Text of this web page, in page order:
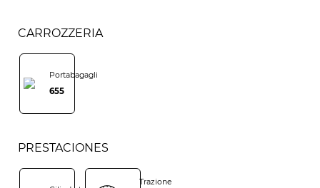
CARROZZERIA
Portabagagli
655
PRESTACIONES
Trazione